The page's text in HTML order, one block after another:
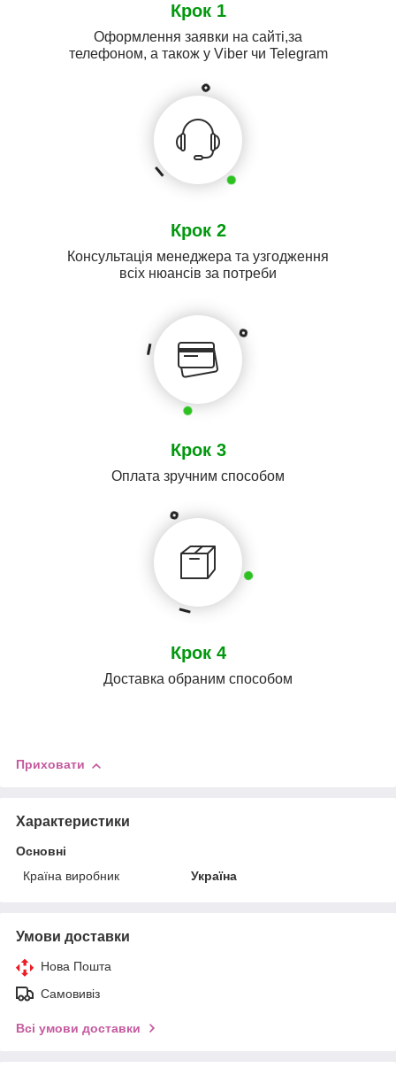
Крок 1
Оформлення заявки на сайті,за
телефоном, а також у Viber чи Telegram
Крок 2
Консультація менеджера та узгодження
всіх нюансів за потреби
Крок 3
Оплата зручним способом
Крок 4
Доставка обраним способом
Приховати
Характеристики
Основні
Країна виробник
Україна
Умови доставки
Нова Пошта
Самовивіз
Всі умови доставки